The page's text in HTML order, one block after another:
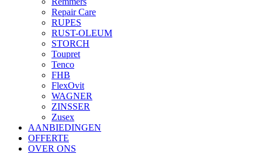
Repair Care
RUPES
RUST-OLEUM
STORCH
Toupret
Tenco
FHB
FlexOvit
WAGNER
ZINSSER
Zusex
AANBIEDINGEN
OFFERTE
OVER ONS